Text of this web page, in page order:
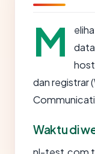
M
dan registrar
Waktu di